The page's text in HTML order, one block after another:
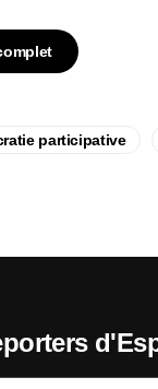
participative